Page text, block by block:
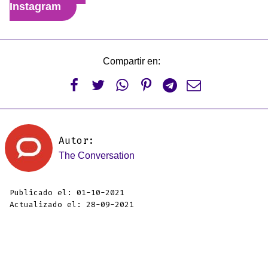
Instagram
Compartir en:
     
Autor:
The Conversation
Publicado el: 01-10-2021
Actualizado el: 28-09-2021